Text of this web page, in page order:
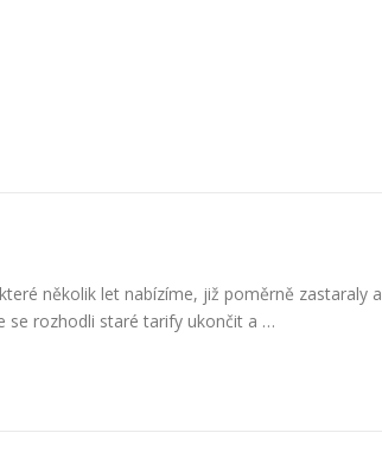
několik let nabízíme, již poměrně zastaraly a
se rozhodli staré tarify ukončit a …